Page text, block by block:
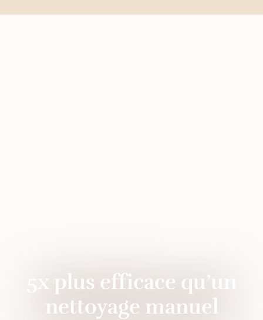
5x plus efficace qu’un
nettoyage manuel